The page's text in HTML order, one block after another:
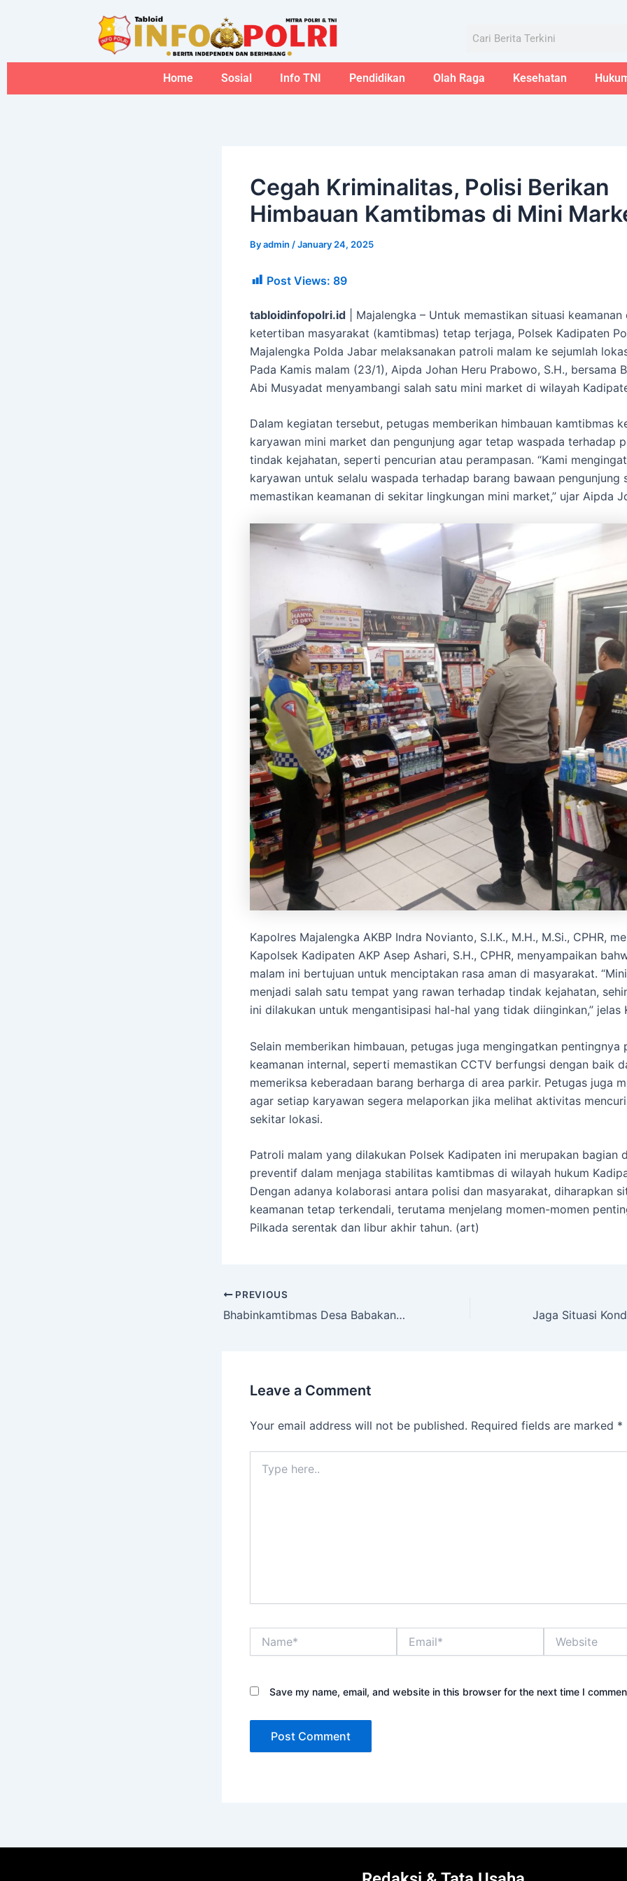
Home Sosial Info TNI Pendidikan Olah Raga Kesehatan
Cegah Kriminalitas, Polisi Berikan
Himbauan Kamtibmas di Mini
Byadmin /January 24, 2025
Post Views: 89
tabloidinfopolri.id | Majalengka – Untuk memastikan situasi keamanan
ketertiban masyarakat (kamtibmas) tetap terjaga, Polsek Kadipaten
Majalengka Polda Jabar melaksanakan patroli malam ke sejumlah
Pada Kamis malam (23/1), Aipda Johan Heru Prabowo, S.H., bersama
Abi Musyadat menyambangi salah satu mini market di wilayah
Dalam kegiatan tersebut, petugas memberikan himbauan kamtibmas
karyawan mini market dan pengunjung agar tetap waspada terhadap
tindak kejahatan, seperti pencurian atau perampasan. “Kami
karyawan untuk selalu waspada terhadap barang bawaan pengunjung
memastikan keamanan di sekitar lingkungan mini market,” ujar Aipda
Kapolres Majalengka AKBP Indra Novianto, S.I.K., M.H., M.Si., CPHR,
Kapolsek Kadipaten AKP Asep Ashari, S.H., CPHR, menyampaikan
malam ini bertujuan untuk menciptakan rasa aman di masyarakat.
menjadi salah satu tempat yang rawan terhadap tindak kejahatan,
ini dilakukan untuk mengantisipasi hal-hal yang tidak diinginkan,” jelas
Selain memberikan himbauan, petugas juga mengingatkan pentingnya
keamanan internal, seperti memastikan CCTV berfungsi dengan baik
memeriksa keberadaan barang berharga di area parkir. Petugas juga
agar setiap karyawan segera melaporkan jika melihat aktivitas
sekitar lokasi.
Patroli malam yang dilakukan Polsek Kadipaten ini merupakan bagian
preventif dalam menjaga stabilitas kamtibmas di wilayah hukum
Dengan adanya kolaborasi antara polisi dan masyarakat, diharapkan
keamanan tetap terkendali, terutama menjelang momen-momen
Pilkada serentak dan libur akhir tahun. (art)
PREVIOUS
Bhabinkamtibmas Desa Babakan Anyar Ajak Warga Ciptakan Situasi Aman
Leave a Comment
Your email address will not be published. Required fields are marked *
here..
Save my name, email, and website in this browser for the next time I